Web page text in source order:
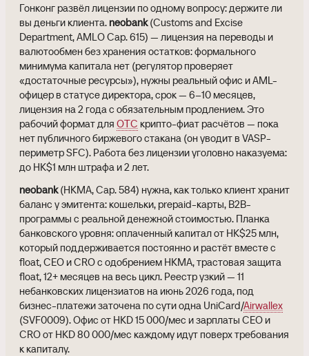
Гонконг развёл лицензии по одному вопросу: держите ли
вы деньги клиента. neobank(Customs and Excise
Department, AMLO Cap. 615) — лицензия на переводы и
валютообмен без хранения остатков: формального
минимума капитала нет (регулятор проверяет
«достаточные ресурсы»), нужны реальный офис и AML-
офицер в статусе директора, срок — 6–10 месяцев,
лицензия на 2 года с обязательным продлением. Это
рабочий формат для OTC крипто-фиат расчётов — пока
нет публичного биржевого стакана (он уводит в VASP-
периметр SFC). Работа без лицензии уголовно наказуема:
до HK$1 млн штрафа и 2 лет.
neobank(HKMA, Cap. 584) нужна, как только клиент хранит
баланс у эмитента: кошельки, prepaid-карты, B2B-
программы с реальной денежной стоимостью. Планка
банковского уровня: оплаченный капитал от HK$25 млн,
который поддерживается постоянно и растёт вместе с
float, CEO и CRO с одобрением HKMA, трастовая защита
float, 12+ месяцев на весь цикл. Реестр узкий — 11
небанковских лицензиатов на июнь 2026 года, под
бизнес-платежи заточена по сути одна UniCard/Airwallex
(SVF0009). Офис от HKD 15 000/мес и зарплаты CEO и
CRO от HKD 80 000/мес каждому идут поверх требования
к капиталу.